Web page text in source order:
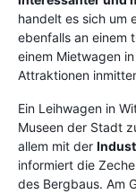
handelt es sich um
ebenfalls an einem
einem Mietwagen
Attraktionen
Ein Leihwagen in
Museen der Stadt
allem mit der
informiert die
des Bergbaus. Am